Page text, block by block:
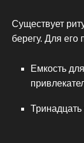
Существует
берегу. Для
Емкость
Тринадцать